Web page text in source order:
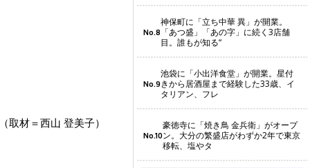
取材＝西山 登美子）
No.8
神保町に「立ち中華 異」が開業。
「あつ盛」「あの字」に続く3店舗
目。誰もが知る“
No.9
池袋に「小出洋食堂」が開業。星付
きから居酒屋まで経験した33歳、イ
タリアン、フレ
No.10
豪徳寺に「焼き鳥 金兵衛」がオープ
ン。大分の繁盛店がわずか2年で東京
移転、塩やタ